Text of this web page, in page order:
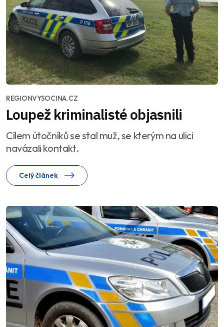
REGIONVYSOCINA.CZ
Loupež kriminalisté objasnili
Cílem útočníků se stal muž, se kterým na ulici
navázali kontakt.
Celý článek